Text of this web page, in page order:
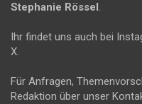
Stephanie Rössel .
Ihr findet uns auch bei
X.
Für Anfragen,
Redaktion über unser